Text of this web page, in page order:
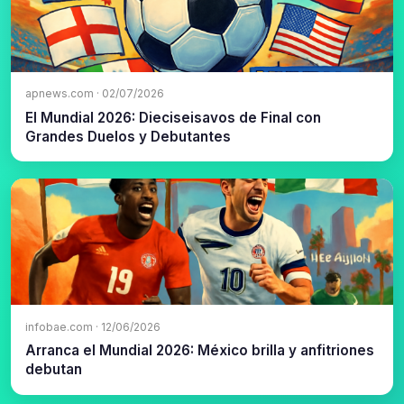
apnews.com · 02/07/2026
El Mundial 2026: Dieciseisavos de Final con
Grandes Duelos y Debutantes
infobae.com · 12/06/2026
Arranca el Mundial 2026: México brilla y anfitriones
debutan